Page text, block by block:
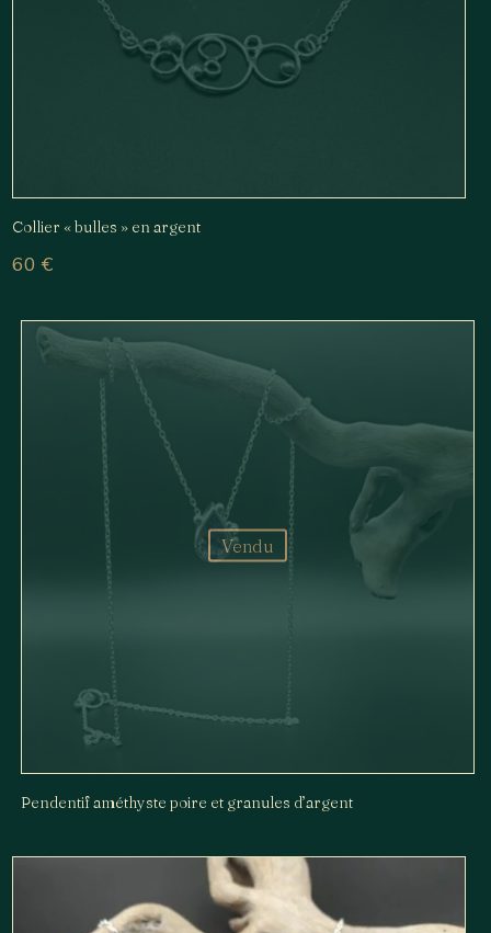
Collier « bulles » en argent
60 €
Vendu
Pendentif améthyste poire et granules d’argent